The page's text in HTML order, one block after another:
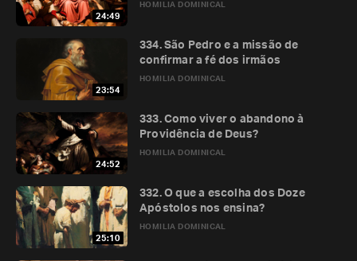
24:49
HOMILIA DOMINICAL
23:54
HOMILIA DOMINICAL
334. São Pedro e a missão de
confirmar a fé dos irmãos
24:52
HOMILIA DOMINICAL
333. Como viver o abandono à
Providência de Deus?
25:10
HOMILIA DOMINICAL
332. O que a escolha dos Doze
Apóstolos nos ensina?